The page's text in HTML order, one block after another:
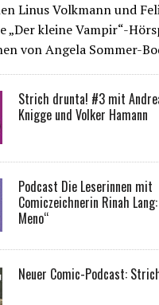
Linus Volkmann und
„Der kleine Vampir“-
von Angela Sommer-
Strich drunta! #3 mit
Knigge und Volker Hamann
Podcast Die Leserinnen mit
Comiczeichnerin Rinah
Meno“
Neuer Comic-Podcast: